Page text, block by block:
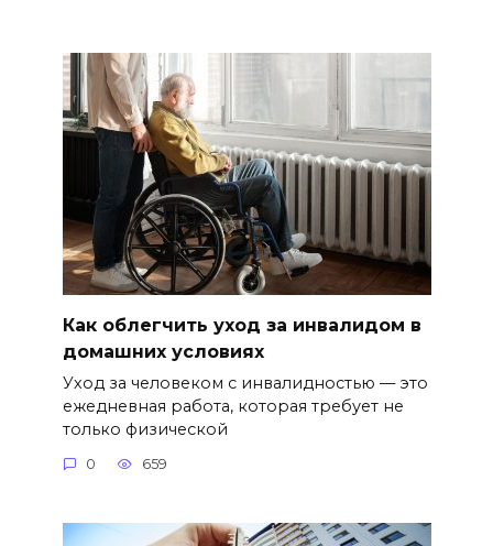
Как облегчить уход за инвалидом в
домашних условиях
Уход за человеком с инвалидностью — это
ежедневная работа, которая требует не
только физической
0 659